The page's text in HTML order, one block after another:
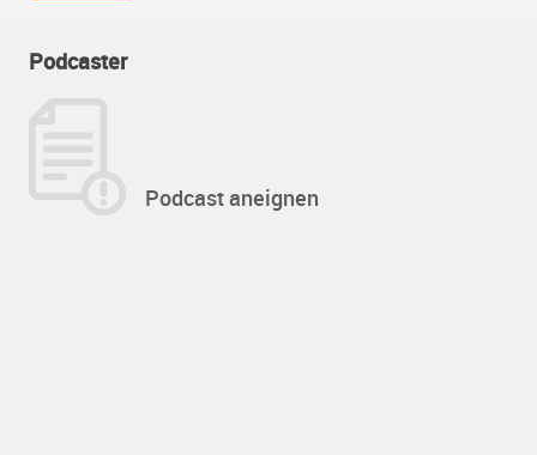
Podcaster
Podcast aneignen